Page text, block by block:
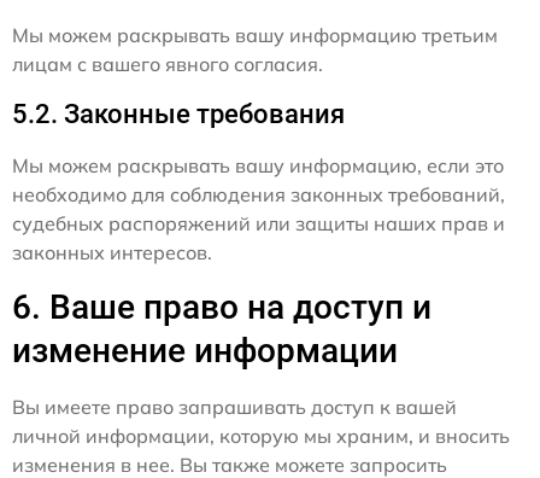
Мы можем раскрывать вашу информацию третьим
лицам с вашего явного согласия.
5.2. Законные требования
Мы можем раскрывать вашу информацию, если это
необходимо для соблюдения законных требований,
судебных распоряжений или защиты наших прав и
законных интересов.
6. Ваше право на доступ и
изменение информации
Вы имеете право запрашивать доступ к вашей
личной информации, которую мы храним, и вносить
изменения в нее. Вы также можете запросить